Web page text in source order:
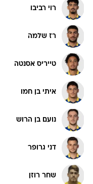
רוי רביבו
רז שלמה
טייריס אסנטה
איתי בן חמו
נועם בן הרוש
דני גרופר
שחר רוזן